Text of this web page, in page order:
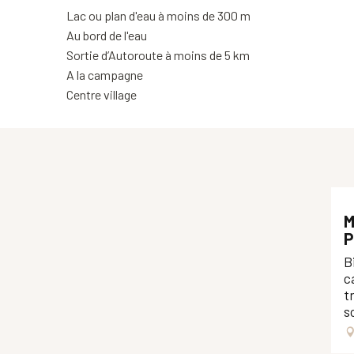
Lac ou plan d'eau à moins de 300 m
Au bord de l'eau
Sortie d’Autoroute à moins de 5 km
A la campagne
Centre village